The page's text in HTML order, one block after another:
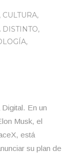
, CULTURA,
DISTINTO,
,
En un
Musk, el
está
su plan de